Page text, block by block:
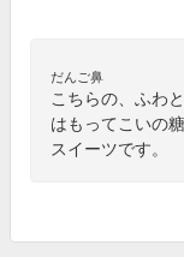
だんご鼻
こちらの、ふわ
はもってこいの
スイーツです。